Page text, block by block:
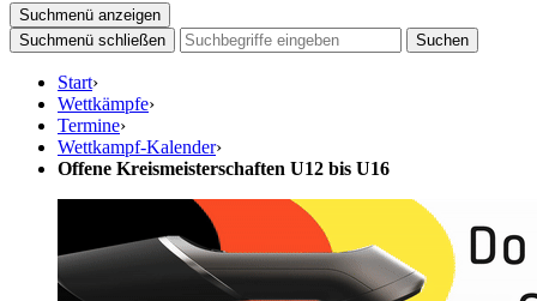
Suchmenü anzeigen
Suchmenü schließen
Suchen
Start›
Wettkämpfe›
Termine›
Wettkampf-Kalender›
Offene Kreismeisterschaften U12 bis U16